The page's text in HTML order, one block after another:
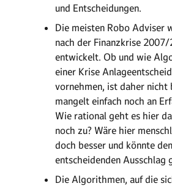
und Entscheidungen.
Die meisten Robo Adviser
nach der Finanzkrise
entwickelt. Ob und wie
einer Krise
vornehmen, ist daher nicht
mangelt einfach noch an
Wie rational geht es hier
noch zu? Wäre hier
doch besser und könnte den
entscheidenden Ausschlag
Die Algorithmen, auf die